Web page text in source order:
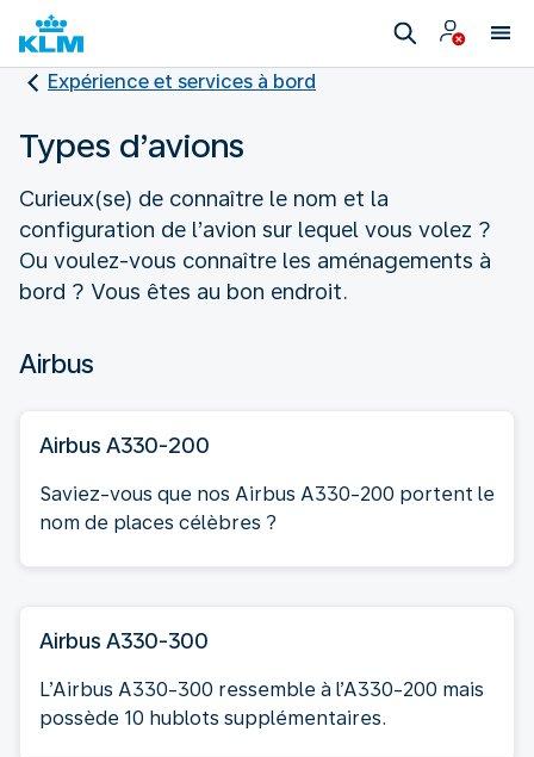
Expérience et services à bord
Types d’avions
Curieux(se) de connaître le nom et la
configuration de l’avion sur lequel vous volez ?
Ou voulez-vous connaître les aménagements à
bord ? Vous êtes au bon endroit.
Airbus
Airbus A330-200
Saviez-vous que nos Airbus A330-200 portent le
nom de places célèbres ?
Airbus A330-300
L’Airbus A330-300 ressemble à l’A330-200 mais
possède 10 hublots supplémentaires.